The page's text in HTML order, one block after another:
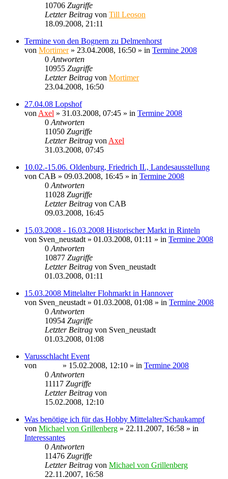
10706 Zugriffe
Letzter Beitrag von Till Leoson
18.09.2008, 21:11
Termine von den Bognern zu Delmenhorst
von Mortimer» 23.04.2008, 16:50 » in Termine 2008
0 Antworten
10955 Zugriffe
Letzter Beitrag von Mortimer
23.04.2008, 16:50
27.04.08 Lopshof
von Axel » 31.03.2008, 07:45 » in Termine 2008
0 Antworten
11050 Zugriffe
Letzter Beitrag von Axel
31.03.2008, 07:45
10.02.-15.06. Oldenburg, Friedrich II., Landesausstellung
von CAB » 09.03.2008, 16:45 » in Termine 2008
0 Antworten
11028 Zugriffe
Letzter Beitrag von CAB
09.03.2008, 16:45
15.03.2008 - 16.03.2008 Historischer Markt in Rinteln
von Sven_neustadt » 01.03.2008, 01:11 » in Termine 2008
0 Antworten
10877 Zugriffe
Letzter Beitrag von Sven_neustadt
01.03.2008, 01:11
15.03.2008 Mittelalter Flohmarkt in Hannover
von Sven_neustadt » 01.03.2008, 01:08 » in Termine 2008
0 Antworten
10954 Zugriffe
Letzter Beitrag von Sven_neustadt
01.03.2008, 01:08
Varusschlacht Event
von
» 15.02.2008, 12:10 » in Termine 2008
0 Antworten
11117 Zugriffe
Letzter Beitrag von
15.02.2008, 12:10
Was benötige ich für das Hobby Mittelalter/Schaukampf
von Michael von Grillenberg » 22.11.2007, 16:58 » in
Interessantes
0 Antworten
11476 Zugriffe
Letzter Beitrag von Michael von Grillenberg
22.11.2007, 16:58